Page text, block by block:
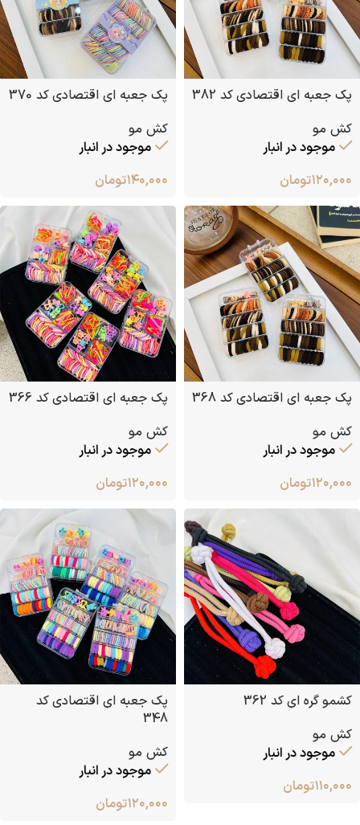
پک جعبه ای اقتصادی کد 382
کش مو
موجود در انبار
۱۲۰,۰۰۰تومان
پک جعبه ای اقتصادی کد 370
کش مو
موجود در انبار
۱۴۰,۰۰۰تومان
پک جعبه ای اقتصادی کد 368
کش مو
موجود در انبار
۱۲۰,۰۰۰تومان
پک جعبه ای اقتصادی کد 366
کش مو
موجود در انبار
۱۲۰,۰۰۰تومان
کشمو گره ای کد 362
کش مو
موجود در انبار
۱۱۰,۰۰۰تومان
پک جعبه ای اقتصادی کد
348
کش مو
موجود در انبار
۱۲۰,۰۰۰تومان